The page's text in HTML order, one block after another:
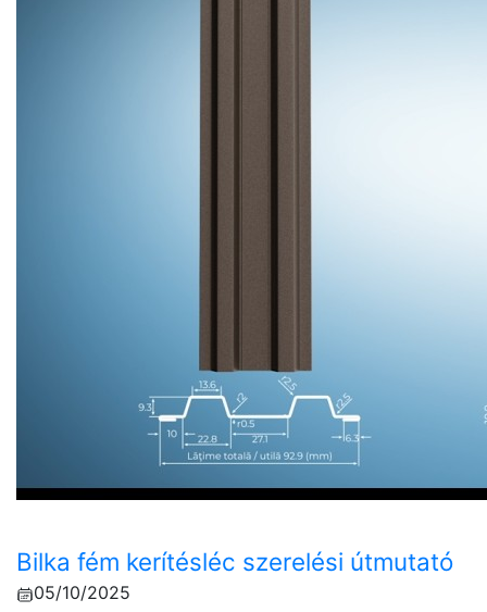
Bilka fém kerítésléc szerelési útmutató
05/10/2025